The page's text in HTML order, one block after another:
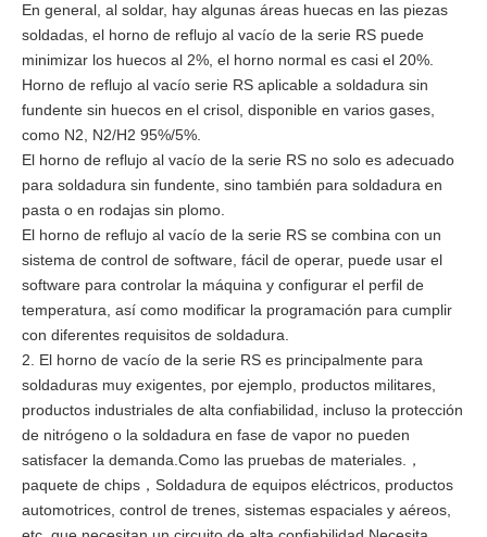
En general, al soldar, hay algunas áreas huecas en las piezas
soldadas, el horno de reflujo al vacío de la serie RS puede
minimizar los huecos al 2%, el horno normal es casi el 20%.
Horno de reflujo al vacío serie RS aplicable a soldadura sin
fundente sin huecos en el crisol, disponible en varios gases,
como N2, N2/H2 95%/5%.
El horno de reflujo al vacío de la serie RS no solo es adecuado
para soldadura sin fundente, sino también para soldadura en
pasta o en rodajas sin plomo.
El horno de reflujo al vacío de la serie RS se combina con un
sistema de control de software, fácil de operar, puede usar el
software para controlar la máquina y configurar el perfil de
temperatura, así como modificar la programación para cumplir
con diferentes requisitos de soldadura.
2. El horno de vacío de la serie RS es principalmente para
soldaduras muy exigentes, por ejemplo, productos militares,
productos industriales de alta confiabilidad, incluso la protección
de nitrógeno o la soldadura en fase de vapor no pueden
satisfacer la demanda.Como las pruebas de materiales. ，
paquete de chips ， Soldadura de equipos eléctricos, productos
automotrices, control de trenes, sistemas espaciales y aéreos,